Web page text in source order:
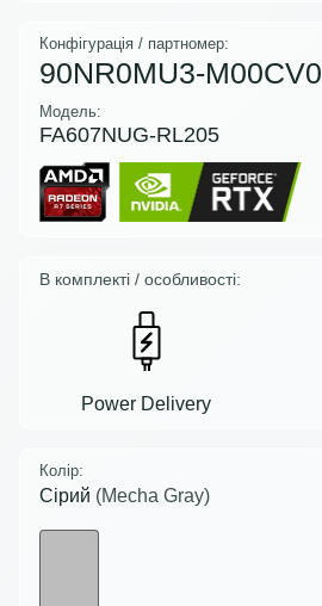
Конфігурація / партномер:
90NR0MU3-M00CV0
Модель:
FA607NUG-RL205
В комплекті / особливості:
Power Delivery
Колір:
Сірий (Mecha Gray)